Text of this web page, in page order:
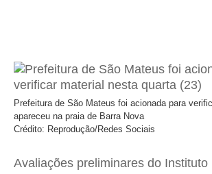
Prefeitura de São Mateus foi acionada para
apareceu na praia de Barra Nova
Crédito: Reprodução/Redes Sociais
Avaliações preliminares do Instituto